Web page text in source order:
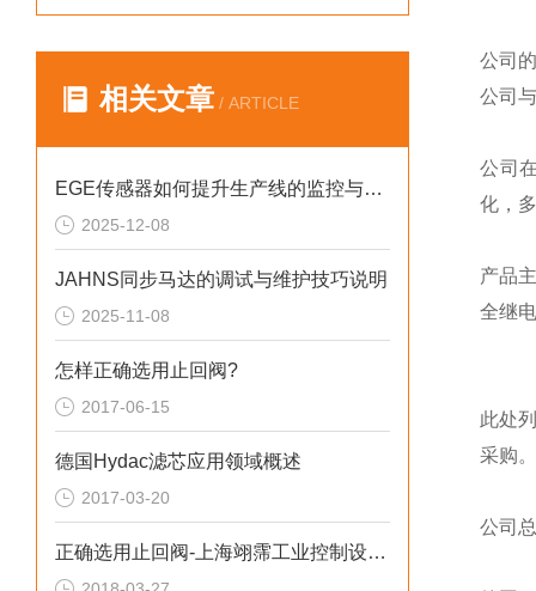
相关文章 / ARTICLE
EGE传感器如何提升生产线的监控与管理效率？
2025-12-08
JAHNS同步马达的调试与维护技巧说明
2025-11-08
怎样正确选用止回阀?
2017-06-15
德国Hydac滤芯应用领域概述
2017-03-20
正确选用止回阀-上海翊霈工业控制设备有限公司
公司
公司
公司
化，
产品
全继
此处
采购。
公司